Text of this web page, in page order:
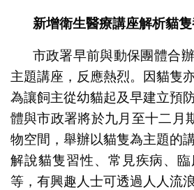
新增衛生醫療講座解析貓
市政署早前與動保團體合
主題講座，反應熱烈。因貓隻
為讓飼主從幼貓起及早建立預
體與市政署將於九月至十二月
物空間，舉辦以貓隻為主題的
解說貓隻習性、常見疾病、
等，有興趣人士可透過人人流